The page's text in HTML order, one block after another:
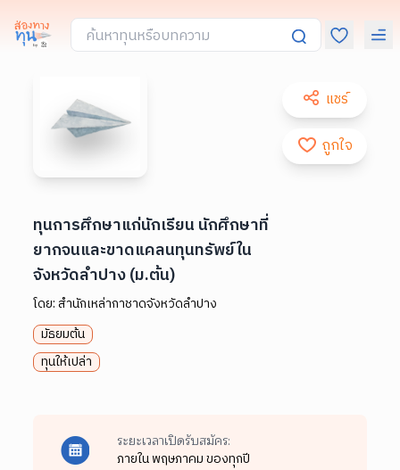
แชร์
ถูกใจ
ทุนการศึกษาแก่นักเรียน นักศึกษาที่
ยากจนและขาดแคลนทุนทรัพย์ใน
จังหวัดลำปาง (ม.ต้น)
โดย:สำนักเหล่ากาชาดจังหวัดลำปาง
มัธยมต้น
ทุนให้เปล่า
ระยะเวลาเปิดรับสมัคร:
ภายใน พฤษภาคม ของทุกปี